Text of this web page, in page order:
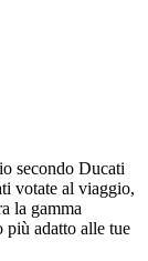
secondo Ducati
votate al viaggio,
la gamma
adatto alle tue